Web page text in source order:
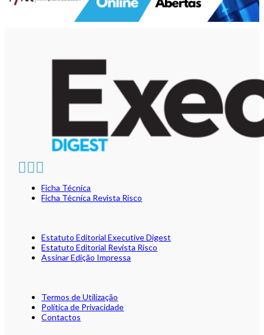
Ficha Técnica
Ficha Técnica Revista Risco
Estatuto Editorial Executive Digest
Estatuto Editorial Revista Risco
Assinar Edição Impressa
Termos de Utilização
Política de Privacidade
Contactos